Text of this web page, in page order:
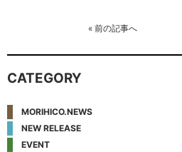
« 前の記事へ
CATEGORY
MORIHICO.NEWS
NEW RELEASE
EVENT